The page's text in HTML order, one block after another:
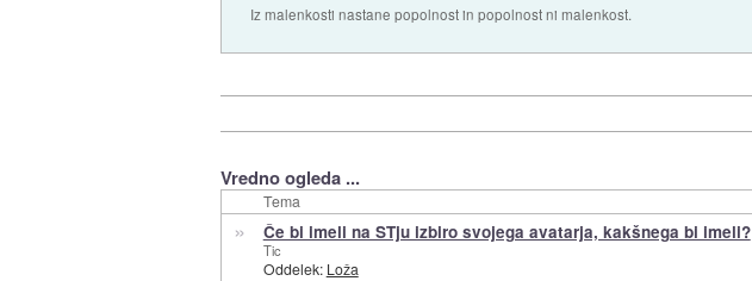
Iz malenkosti nastane popolnost in popolnost ni malenkost.
Vredno ogleda ...
Tema
» Če bi imeli na STju izbiro svojega avatarja, kakšnega bi imeli?
Tic
Oddelek: Loža